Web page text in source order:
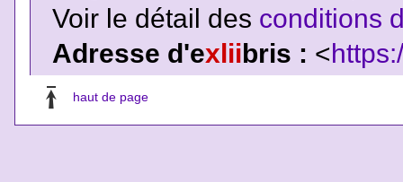
Voir le détail des conditions
Adresse d'exlii bris : <
haut de page